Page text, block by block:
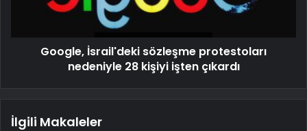
Google, İsrail'deki sözleşme protestoları
nedeniyle 28 kişiyi işten çıkardı
İlgili Makaleler